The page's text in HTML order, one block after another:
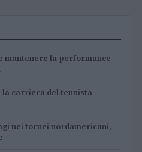
mantenere la performance
la carriera del tennista
nei tornei nordamericani,